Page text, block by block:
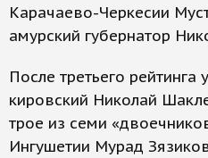
Карачаево-Черкесии
амурский губернатор
После третьего рейтинга
кировский Николай
трое из семи
Ингушетии Мурад